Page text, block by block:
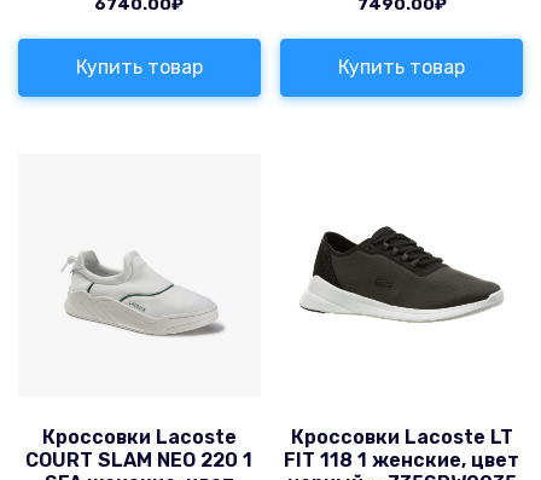
Купить товар Купить товар
Кроссовки Lacoste
COURT SLAM NEO 220 1
Кроссовки Lacoste LT
FIT 118 1 женские, цвет